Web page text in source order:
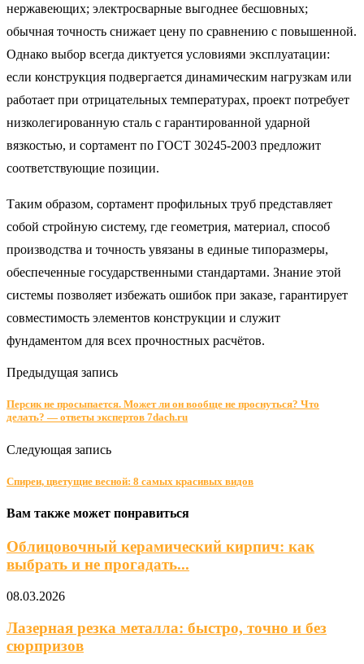
нержавеющих; электросварные выгоднее бесшовных;
обычная точность снижает цену по сравнению с повышенной.
Однако выбор всегда диктуется условиями эксплуатации:
если конструкция подвергается динамическим нагрузкам или
работает при отрицательных температурах, проект потребует
низколегированную сталь с гарантированной ударной
вязкостью, и сортамент по ГОСТ 30245-2003 предложит
соответствующие позиции.
Таким образом, сортамент профильных труб представляет
собой стройную систему, где геометрия, материал, способ
производства и точность увязаны в единые типоразмеры,
обеспеченные государственными стандартами. Знание этой
системы позволяет избежать ошибок при заказе, гарантирует
совместимость элементов конструкции и служит
фундаментом для всех прочностных расчётов.
Предыдущая запись
Персик не просыпается. Может ли он вообще не проснуться? Что
делать? — ответы экспертов 7dach.ru
Следующая запись
Cпиреи, цветущие весной: 8 самых красивых видов
Вам также может понравиться
Облицовочный керамический кирпич: как
выбрать и не прогадать...
08.03.2026
Лазерная резка металла: быстро, точно и без
сюрпризов